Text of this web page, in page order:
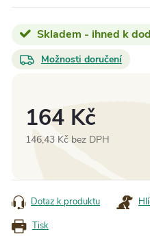
Skladem - ihned k
Možnosti doručení
164 Kč
146,43 Kč bez DPH
Tisk
Dotaz k produktu